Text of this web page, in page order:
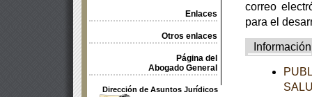
Enlaces
Otros enlaces
Página del
Abogado General
Dirección de Asuntos Jurídicos
correo
para el
Información